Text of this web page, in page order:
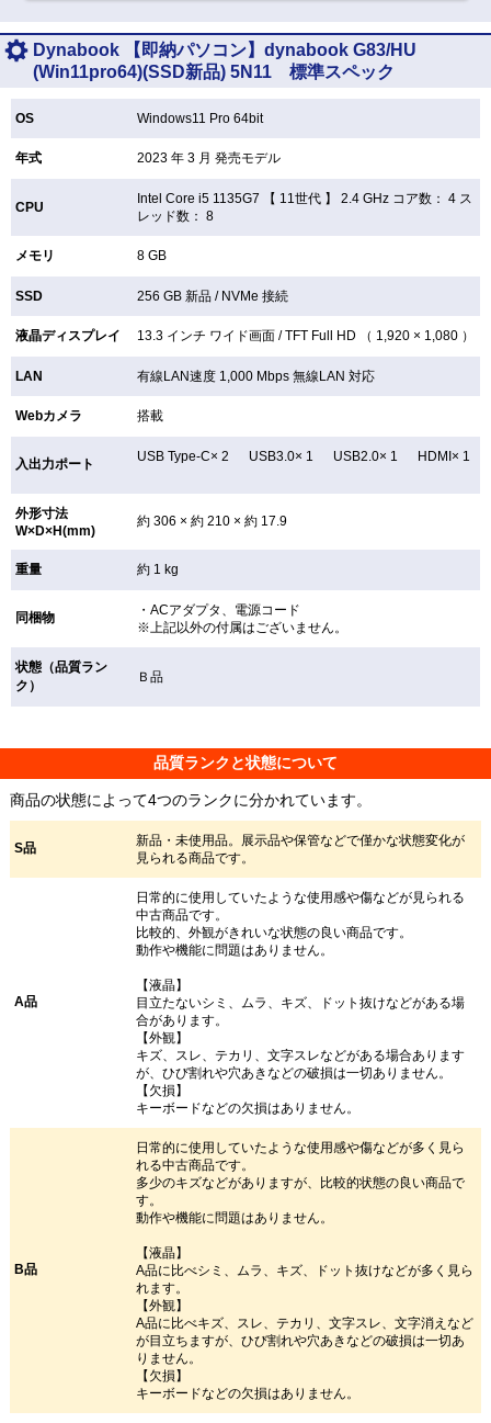
Dynabook 【即納パソコン】dynabook G83/HU
(Win11pro64)(SSD新品) 5N11 標準スペック
OS Windows11 Pro 64bit
年式 2023 年 3 月 発売モデル
CPU
Intel Core i5 1135G7 【 11世代 】 2.4 GHz コア数： 4 ス
レッド数： 8
メモリ 8 GB
SSD 256 GB新品 / NVMe 接続
液晶ディスプレイ 13.3 インチ ワイド画面 /TFT Full HD （ 1,920 × 1,080 ）
LAN 有線LAN速度 1,000 Mbps 無線LAN対応
Webカメラ 搭載
入出力ポート USB Type-C× 2 USB3.0× 1 USB2.0× 1 HDMI× 1
外形寸法
W×D×H(mm)
約 306 × 約 210 × 約 17.9
重量 約 1 kg
同梱物
・ACアダプタ、電源コード
※上記以外の付属はございません。
状態（品質ラン
ク）
Ｂ品
品質ランクと状態について
商品の状態によって4つのランクに分かれています。
S品
新品・未使用品。展示品や保管などで僅かな状態変化が
見られる商品です。
A品
日常的に使用していたような使用感や傷などが見られる
中古商品です。
比較的、外観がきれいな状態の良い商品です。
動作や機能に問題はありません。
【液晶】
目立たないシミ、ムラ、キズ、ドット抜けなどがある場
合があります。
【外観】
キズ、スレ、テカリ、文字スレなどがある場合あります
が、ひび割れや穴あきなどの破損は一切ありません。
【欠損】
キーボードなどの欠損はありません。
B品
日常的に使用していたような使用感や傷などが多く見ら
れる中古商品です。
多少のキズなどがありますが、比較的状態の良い商品で
す。
動作や機能に問題はありません。
【液晶】
A品に比べシミ、ムラ、キズ、ドット抜けなどが多く見ら
れます。
【外観】
A品に比べキズ、スレ、テカリ、文字スレ、文字消えなど
が目立ちますが、ひび割れや穴あきなどの破損は一切あ
りません。
【欠損】
キーボードなどの欠損はありません。